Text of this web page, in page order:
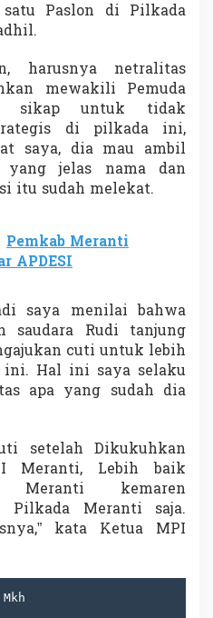
a
satu Paslon di Pilkada
harusnya netralitas
mewakili Pemuda
sikap untuk tidak
di pilkada ini,
saya, dia mau ambil
jelas nama dan
itu sudah melekat.
Pemkab Meranti
APDESI
saya menilai bahwa
Rudi tanjung
cuti untuk lebih
ini. Hal ini saya selaku
apa yang sudah dia
setelah Dikukuhkan
Meranti, Lebih baik
Meranti kemaren
Pilkada Meranti saja.
kata Ketua MPI